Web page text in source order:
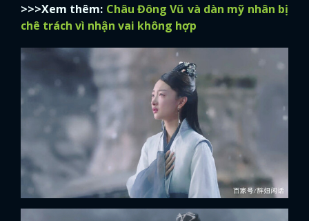
>>>Xem thêm: Châu Đông Vũ và dàn mỹ nhân bị
chê trách vì nhận vai không hợp